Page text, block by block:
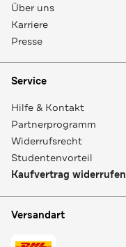
Über uns
Karriere
Presse
Service
Hilfe & Kontakt
Partnerprogramm
Widerrufsrecht
Studentenvorteil
Kaufvertrag widerrufen
Versandart